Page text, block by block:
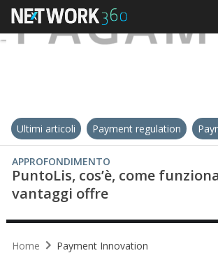
Ultimi articoli Payment regulation
APPROFONDIMENTO
PuntoLis, cos’è, come
vantaggi offre
Home Payment Innovation